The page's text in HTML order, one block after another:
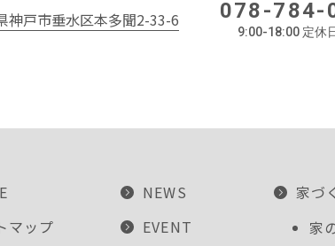
神戸市垂水区本多聞2-33-6 078-784-
9:00-18:00 定休
マップ
NEWS
EVENT
家づ
家